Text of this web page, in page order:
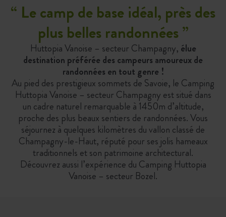
“ Le camp de base idéal, près des
plus belles randonnées”
Huttopia Vanoise – secteur Champagny, élue
destination préférée des campeurs amoureux de
randonnées en tout genre !
Au pied des prestigieux sommets de Savoie, le Camping
Huttopia Vanoise – secteur Champagny est situé dans
un cadre naturel remarquable à 1450m d’altitude,
proche des plus beaux sentiers de randonnées. Vous
séjournez à quelques kilomètres du vallon classé de
Champagny-le-Haut, réputé pour ses jolis hameaux
traditionnels et son patrimoine architectural.
Découvrez aussi l’expérience du Camping Huttopia
Vanoise – secteur Bozel.